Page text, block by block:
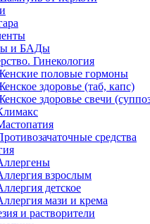
и БАДы
Гинекология
половые гормоны
здоровье (таб, капс)
здоровье свечи
средства
взрослым
детское
мази и крема
и растворители